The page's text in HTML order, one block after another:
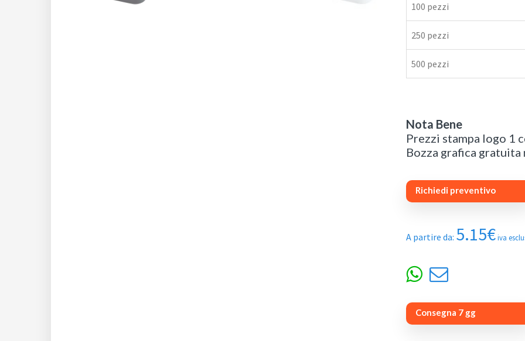
100 pezzi
250 pezzi
500 pezzi
Nota Bene
Prezzi stampa logo 1
Bozza grafica
Richiedi preventivo
A partire da: 5.15€ iva
Consegna 7 gg